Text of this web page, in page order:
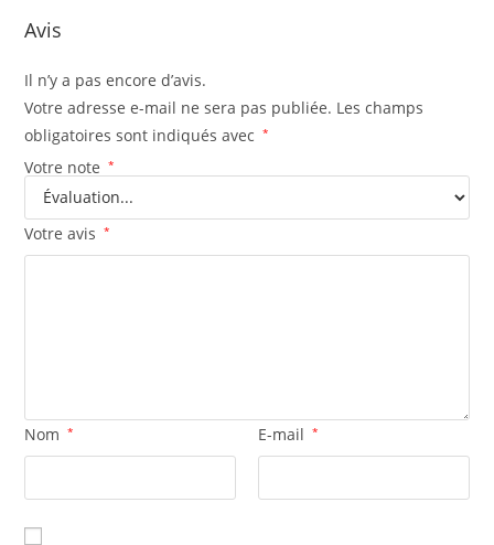
Avis
Il n’y a pas encore d’avis.
Votre adresse e-mail ne sera pas publiée. Les champs
obligatoires sont indiqués avec
*
Votre note *
Votre avis *
Nom * E-mail *